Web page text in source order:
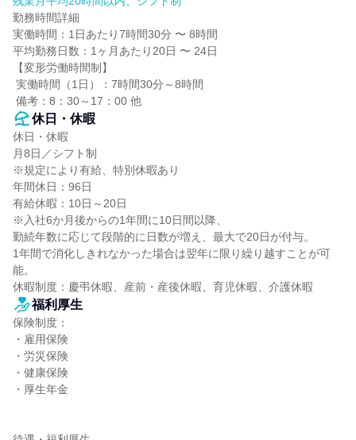
勤務時間詳細
実働時間：1日あたり7時間30分 〜 8時間
平均勤務日数：1ヶ月あたり20日 〜 24日
【変形労働時間制】
備考：8：30～17：00 他
休日・休暇
休日・休暇
月8日／シフト制
※規定により有給、特別休暇あり
年間休日：96日
有給休暇：10日～20日
※入社6か月後からの1年間に10日間以降、
勤続年数に応じて段階的に日数が増え、最大で20日が付与。
1年間で消化しきれなかった場合は翌年に限り繰り越すことが可
能。
休暇制度：慶弔休暇、産前・産後休暇、育児休暇、介護休暇
福利厚生
保険制度：
・雇用保険
・労災保険
・健康保険
・厚生年金